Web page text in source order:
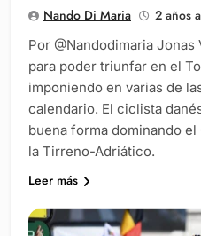
Nando Di Maria 2 años
Por @Nandodimaria
para poder triunfar en el
imponiendo en varias de
calendario. El ciclista
buena forma dominando el
la Tirreno-Adriático.
Leer más